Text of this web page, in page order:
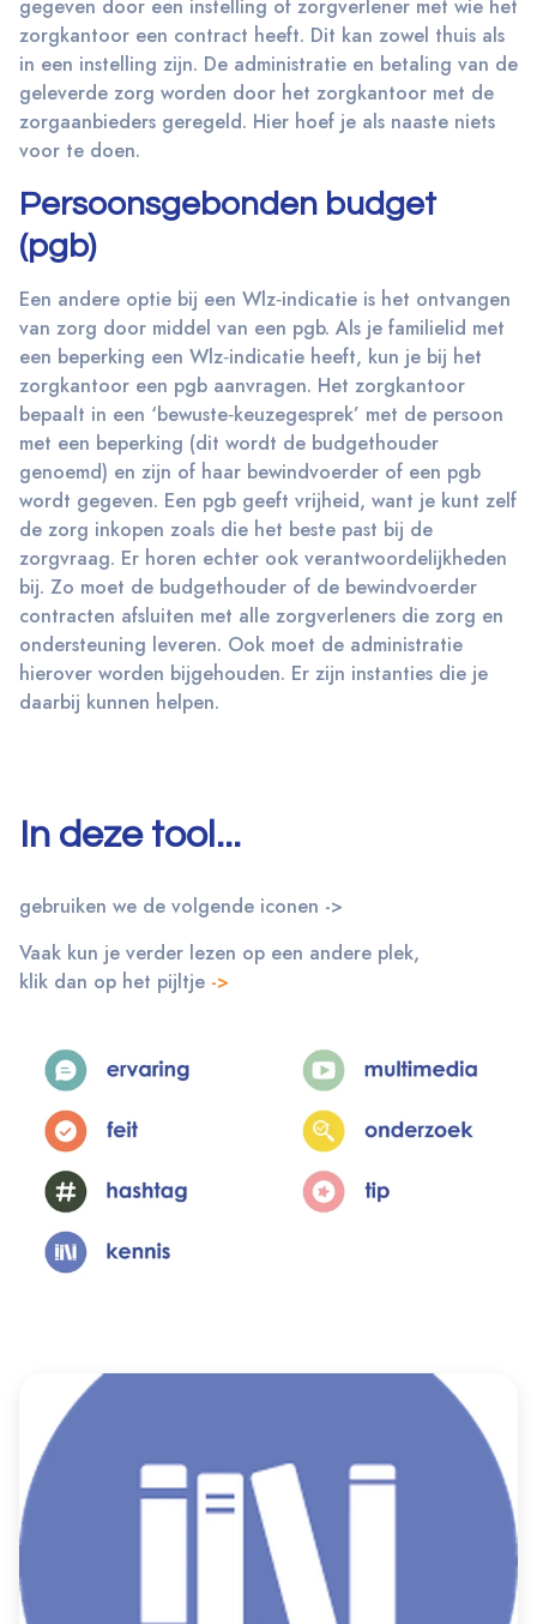
gegeven door een instelling of zorgverlener met wie het
zorgkantoor een contract heeft. Dit kan zowel thuis als
in een instelling zijn. De administratie en betaling van de
geleverde zorg worden door het zorgkantoor met de
zorgaanbieders geregeld. Hier hoef je als naaste niets
voor te doen.
Persoonsgebonden budget
(pgb)
Een andere optie bij een Wlz‐indicatie is het ontvangen
van zorg door middel van een pgb. Als je familielid met
een beperking een Wlz‐indicatie heeft, kun je bij het
zorgkantoor een pgb aanvragen. Het zorgkantoor
bepaalt in een ‘bewuste‐keuzegesprek’ met de persoon
met een beperking (dit wordt de budgethouder
genoemd) en zijn of haar bewindvoerder of een pgb
wordt gegeven. Een pgb geeft vrijheid, want je kunt zelf
de zorg inkopen zoals die het beste past bij de
zorgvraag. Er horen echter ook verantwoordelijkheden
bij. Zo moet de budgethouder of de bewindvoerder
contracten afsluiten met alle zorgverleners die zorg en
ondersteuning leveren. Ook moet de administratie
hierover worden bijgehouden. Er zijn instanties die je
daarbij kunnen helpen.
In deze tool...
gebruiken we de volgende iconen ->
Vaak kun je verder lezen op een andere plek,
klik dan op het pijltje ->